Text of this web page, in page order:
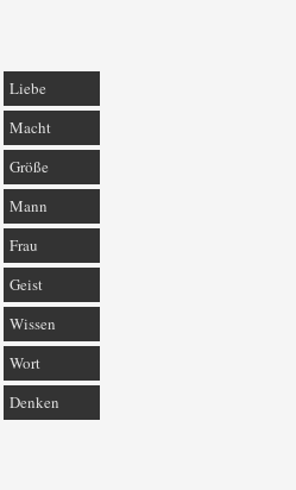
Liebe
Macht
Größe
Mann
Frau
Geist
Wissen
Wort
Denken